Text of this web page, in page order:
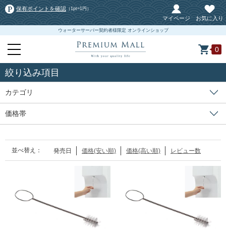
保有ポイントを確認 （1pt=1円）
マイページ お気に入り
ウォーターサーバー契約者様限定 オンラインショップ
0
絞り込み項目
カテゴリ
価格帯
並べ替え： 発売日 価格(安い順) 価格(高い順) レビュー数